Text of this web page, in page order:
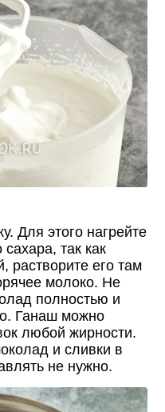
Для этого нагрейте
так как
растворите его там
молоко. Не
полностью и
Ганаш можно
любой жирности.
и сливки в
не нужно.